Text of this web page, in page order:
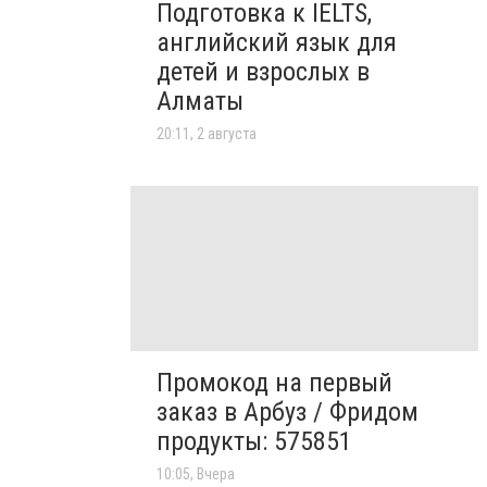
Подготовка к IELTS,
английский язык для
детей и взрослых в
Алматы
20:11, 2 августа
Промокод на первый
заказ в Арбуз / Фридом
продукты: 575851
10:05, Вчера